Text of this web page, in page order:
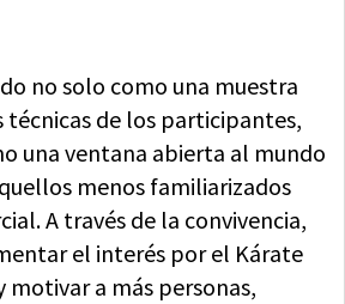
no solo como una muestra
técnicas de los participantes,
una ventana abierta al mundo
menos familiarizados
A través de la convivencia,
el interés por el Kárate
motivar a más personas,